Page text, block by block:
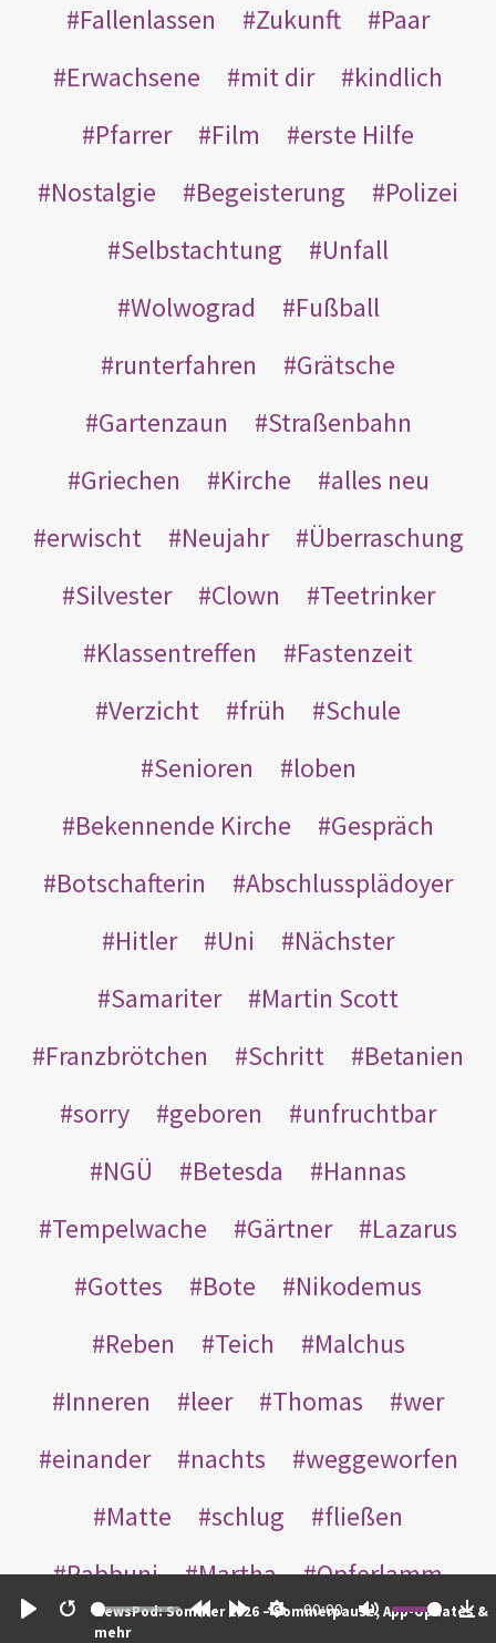
Restart
00:00
NewsPod: Sommer 2026 – Sommerpause, App-Updates &
mehr
Fallenlassen
Zukunft
Paar
Erwachsene
mit dir
kindlich
Pfarrer
Film
erste Hilfe
Nostalgie
Begeisterung
Polizei
Selbstachtung
Unfall
Wolwograd
Fußball
runterfahren
Grätsche
Gartenzaun
Straßenbahn
Griechen
Kirche
alles neu
erwischt
Neujahr
Überraschung
Silvester
Clown
Teetrinker
Klassentreffen
Fastenzeit
Verzicht
früh
Schule
Senioren
loben
Bekennende Kirche
Gespräch
Botschafterin
Abschlussplädoyer
Hitler
Uni
Nächster
Samariter
Martin Scott
Franzbrötchen
Schritt
Betanien
sorry
geboren
unfruchtbar
NGÜ
Betesda
Hannas
Tempelwache
Gärtner
Lazarus
Gottes
Bote
Nikodemus
Reben
Teich
Malchus
Inneren
leer Thomas
wer
einander
nachts
weggeworfen
Matte
schlug
fließen
Rabbuni
Martha
Opferlamm
gewaschen
jüdischen